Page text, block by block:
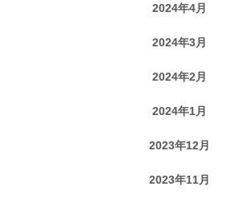
2024年4月
2024年3月
2024年2月
2024年1月
2023年12月
2023年11月